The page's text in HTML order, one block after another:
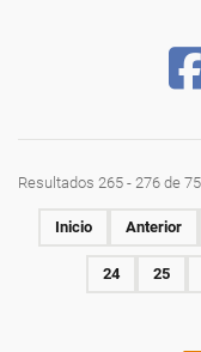
Resultados 265 - 276 de
Inicio Anterior
24 25